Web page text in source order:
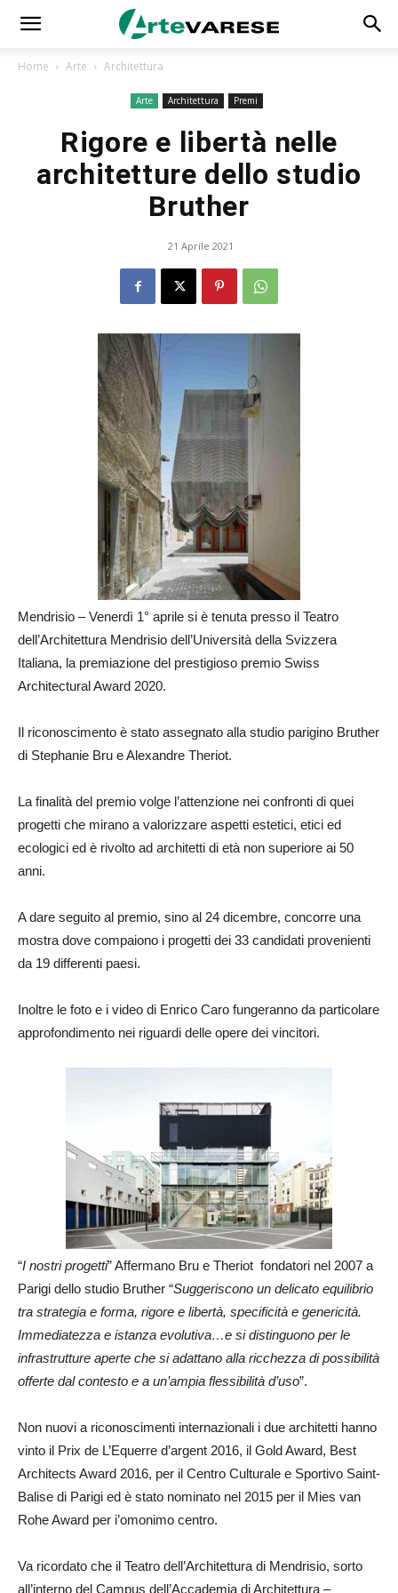
Home Arte Architettura
Arte Architettura Premi
Rigore e libertà nelle
architetture dello studio
Bruther
21 Aprile 2021
Mendrisio – Venerdì 1° aprile si è tenuta presso il Teatro
dell’Architettura Mendrisio dell’Università della Svizzera
Italiana, la premiazione del prestigioso premio Swiss
Architectural Award 2020.
Il riconoscimento è stato assegnato alla studio parigino Bruther
di Stephanie Bru e Alexandre Theriot.
La finalità del premio volge l’attenzione nei confronti di quei
progetti che mirano a valorizzare aspetti estetici, etici ed
ecologici ed è rivolto ad architetti di età non superiore ai 50
anni.
A dare seguito al premio, sino al 24 dicembre, concorre una
mostra dove compaiono i progetti dei 33 candidati provenienti
da 19 differenti paesi.
Inoltre le foto e i video di Enrico Caro fungeranno da particolare
approfondimento nei riguardi delle opere dei vincitori.
“I nostri progetti” Affermano Bru e Theriot fondatori nel 2007 a
Parigi dello studio Bruther “Suggeriscono un delicato equilibrio
tra strategia e forma, rigore e libertà, specificità e genericità.
Immediatezza e istanza evolutiva…e si distinguono per le
infrastrutture aperte che si adattano alla ricchezza di possibilità
offerte dal contesto e a un’ampia flessibilità d’uso”.
Non nuovi a riconoscimenti internazionali i due architetti hanno
vinto il Prix de L’Equerre d’argent 2016, il Gold Award, Best
Architects Award 2016, per il Centro Culturale e Sportivo Saint-
Balise di Parigi ed è stato nominato nel 2015 per il Mies van
Rohe Award per i’omonimo centro.
Va ricordato che il Teatro dell’Architettura di Mendrisio, sorto
all’interno del Campus dell’Accademia di Architettura –